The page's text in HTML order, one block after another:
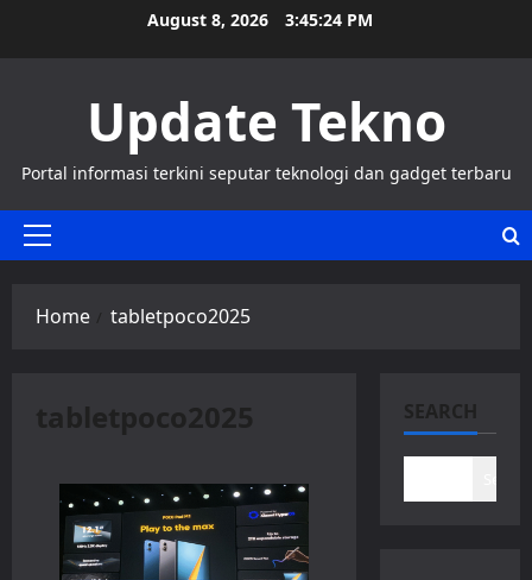
August 8, 2026 3:45:25 PM
Update Tekno
Portal informasi terkini seputar teknologi dan gadget terbaru
Primary
Home tabletpoco2025
tabletpoco2025 SEARCH